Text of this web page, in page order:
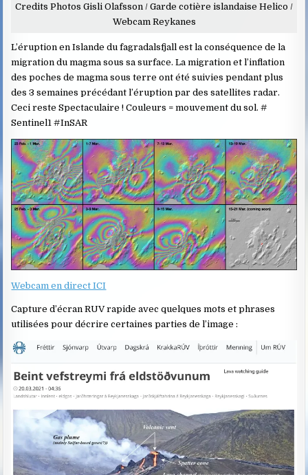
Credits Photos Gisli Olafsson / Garde cotière islandaise Helico /
Webcam Reykanes
L’éruption en Islande du fagradalsfjall est la conséquence de la
migration du magma sous sa surface.La migration et l’inflation
des poches de magma sous terre ont été suivies pendant plus
des 3 semaines précédant l’éruption par des satellites radar.
Ceci resteSpectaculaire !Couleurs = mouvement du sol.#
Sentinel1#InSAR
Webcam en direct ICI
Capture d’écran RUV rapide avec quelques mots et phrases
utilisées pour décrire certaines parties de l’image :